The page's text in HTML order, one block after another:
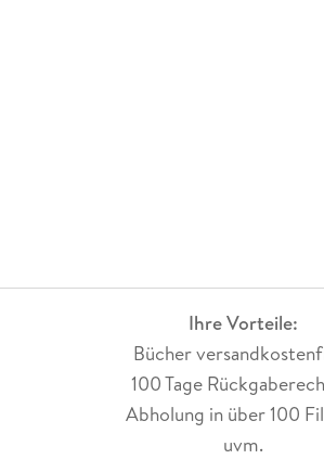
Ihre Vorteile:
Bücher
100 Tage
Abholung in über 100
uvm.